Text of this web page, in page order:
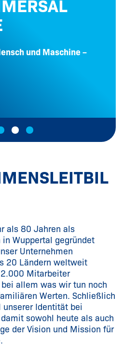
und Maschine –
als 80 Jahren als
Wuppertal gegründet
Unternehmen
20 Ländern weltweit
Mitarbeiter
allem was wir tun noch
Werten. Schließlich
unserer Identität bei
sowohl heute als auch
der Vision und Mission für